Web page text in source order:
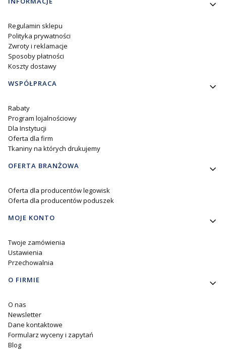
Regulamin sklepu
Polityka prywatności
Zwroty i reklamacje
Sposoby płatności
Koszty dostawy
WSPÓŁPRACA
Rabaty
Program lojalnościowy
Dla Instytucji
Oferta dla firm
Tkaniny na których drukujemy
OFERTA BRANŻOWA
Oferta dla producentów legowisk
Oferta dla producentów poduszek
MOJE KONTO
Twoje zamówienia
Ustawienia
Przechowalnia
O FIRMIE
O nas
Newsletter
Dane kontaktowe
Formularz wyceny i zapytań
Blog